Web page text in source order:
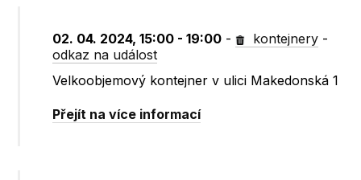
02. 04. 2024, 15:00 - 19:00 - kontejnery -
odkaz na událost
Velkoobjemový kontejner v ulici Makedonská 1
Přejít na více informací